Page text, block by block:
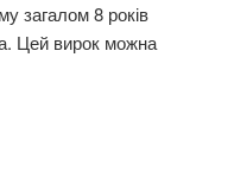
загалом 8 років
Цей вирок можна